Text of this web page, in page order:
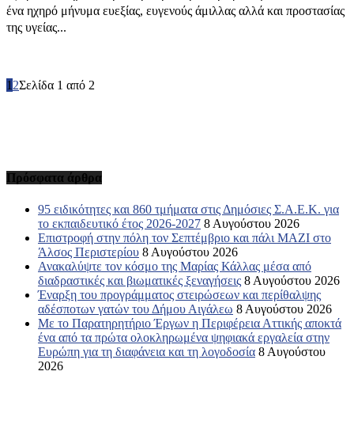
ένα ηχηρό μήνυμα ευεξίας, ευγενούς άμιλλας αλλά και προστασίας
της υγείας...
1 2Σελίδα 1 από 2
Πρόσφατα άρθρα
95 ειδικότητες και 860 τμήματα στις Δημόσιες Σ.Α.Ε.Κ. για
το εκπαιδευτικό έτος 2026-2027 8 Αυγούστου 2026
Επιστροφή στην πόλη τον Σεπτέμβριο και πάλι ΜΑΖΙ στο
Άλσος Περιστερίου 8 Αυγούστου 2026
Ανακαλύψτε τον κόσμο της Μαρίας Κάλλας μέσα από
διαδραστικές και βιωματικές ξεναγήσεις 8 Αυγούστου 2026
Έναρξη του προγράμματος στειρώσεων και περίθαλψης
αδέσποτων γατών του Δήμου Αιγάλεω 8 Αυγούστου 2026
Με το Παρατηρητήριο Έργων η Περιφέρεια Αττικής αποκτά
ένα από τα πρώτα ολοκληρωμένα ψηφιακά εργαλεία στην
Ευρώπη για τη διαφάνεια και τη λογοδοσία 8 Αυγούστου
2026